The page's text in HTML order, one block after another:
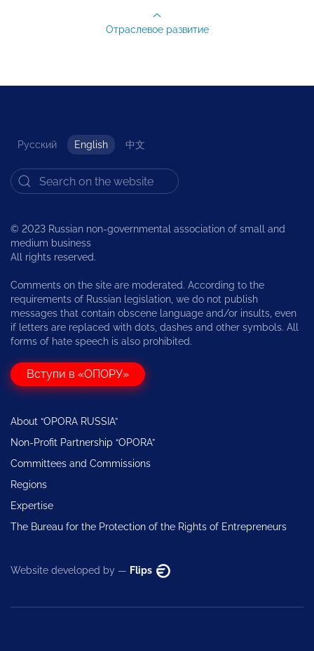
Отраслевое развитие
Русский English 中文
© 2023 Russian non-governmental association of small and
medium business
All rights reserved.
Comments on the site are moderated. According to the
requirements of Russian legislation, we do not publish
messages that contain obscene language and/or insults, even
if letters are replaced with dots, dashes and other symbols. All
forms of hate speech is also prohibited.
Вступи в «ОПОРУ»
About “OPORA RUSSIA”
Non-Profit Partnership “OPORA”
Committees and Commissions
Regions
Expertise
The Bureau for the Protection of the Rights of Entrepreneurs
Website developed by — Flips